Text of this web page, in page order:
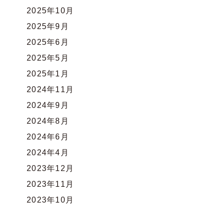
2025年10月
2025年9月
2025年6月
2025年5月
2025年1月
2024年11月
2024年9月
2024年8月
2024年6月
2024年4月
2023年12月
2023年11月
2023年10月